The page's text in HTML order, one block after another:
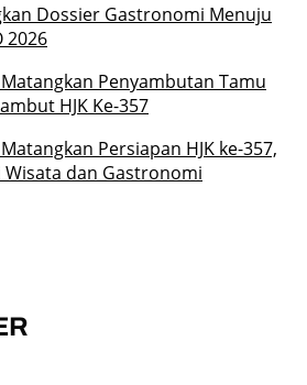
Dossier Gastronomi Menuju
2026
Penyambutan Tamu
HJK Ke-357
Persiapan HJK ke-357,
dan Gastronomi